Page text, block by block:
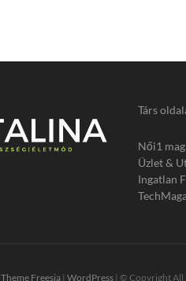
Társ
Női1
Üzlet &
Ingatlan
Theme Freesia | WordPress | © Copyright All